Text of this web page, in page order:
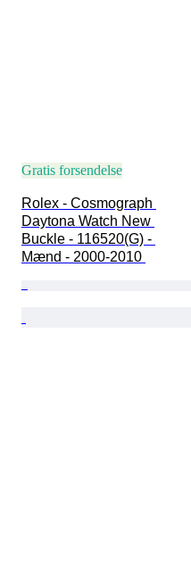
Gratis forsendelse
Rolex - Cosmograph
Daytona Watch New
Buckle - 116520(G) -
Mænd - 2000-2010